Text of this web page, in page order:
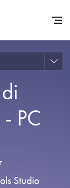
PC
Studio
di Frequenza -
di lavoro